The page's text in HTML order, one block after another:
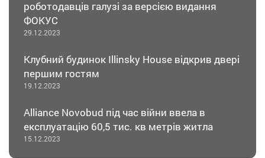
роботодавців галузі за версією видання
ФОКУС
29.12.2023
Клубний будинок Illinsky House відкрив двері
першим гостям
19.12.2023
Alliance Novobud під час війни ввела в
експлуатацію 60,5 тис. кв метрів житла
15.12.2023